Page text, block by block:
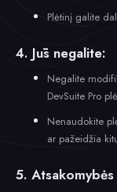
Plėtinį galite
4. Jūs negalite:
Negalite
DevSuite Pro
Nenaudokite
ar pažeidžia
5.